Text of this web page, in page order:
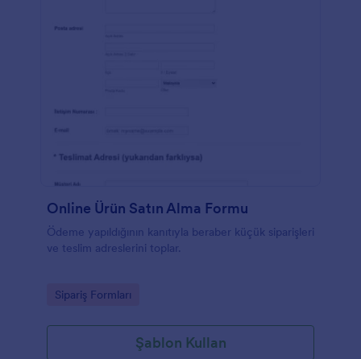
Online Ürün Satın Alma Formu
Ödeme yapıldığının kanıtıyla beraber küçük siparişleri
ve teslim adreslerini toplar.
Go to Category:
Sipariş Formları
Şablon Kullan